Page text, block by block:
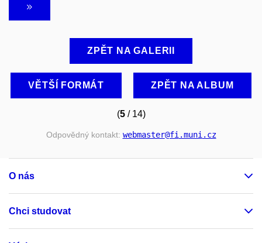
ZPĚT NA GALERII
VĚTŠÍ FORMÁT ZPĚT NA ALBUM
(5/ 14)
Odpovědný kontakt: webmaster@fi.muni.cz
O nás
Chci studovat